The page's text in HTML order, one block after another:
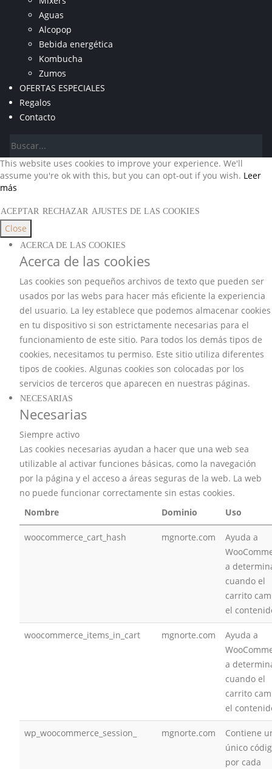
Aguas
Alcopop
Bebida energética
Kombucha
Zumos
OFERTAS ESPECIALES
Regalos
Contacto
This website uses cookies to improve your experience. We'll
assume you're ok with this, but you can opt-out if you wish. Leer
más
ACEPTAR RECHAZAR AJUSTES DE LAS COOKIES
Close
ACERCA DE LAS COOKIES
Acerca de las cookies
Las cookies son pequeños archivos de texto que pueden ser
usados por las webs para hacer más eficiente la experiencia
del usuario. La ley establece que podemos almacenar cookies
en tu dispositivo si son estrictamente necesarias para el
funcionamiento de este sitio. Para todos los demás tipos de
cookies, necesitamos tu permiso. Este sitio utiliza diferentes
tipos de cookies. Algunas cookies son colocadas por los
servicios de terceros que aparecen en nuestras páginas.
NECESARIAS
Necesarias
Siempre activo
Las cookies necesarias ayudan a hacer que una web sea
utilizable al activar funciones básicas, como la navegación
por la página y el acceso a áreas seguras de la web. La web
no puede funcionar correctamente sin estas cookies.
Nombre
Dominio Uso
woocommerce_cart_hash mgnorte.com
Ayuda a
a
cuando el
carrito
el
woocommerce_items_in_cart mgnorte.com
Ayuda a
a
cuando el
carrito
el
wp_woocommerce_session_ mgnorte.com
Contiene
único
por cada